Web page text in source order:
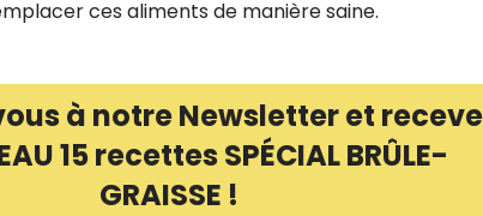
ces aliments de manière saine.
à notre Newsletter et
15 recettes SPÉCIAL BRÛLE-
GRAISSE !